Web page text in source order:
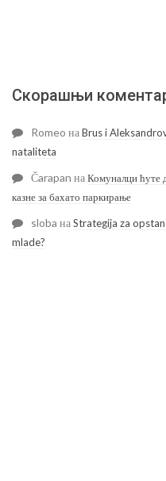
Скорашњи
Romeo наBrus i
nataliteta
Čarapan наКомуналци ћуте
казне за бахато паркирање
sloba наStrategija za
mlade?